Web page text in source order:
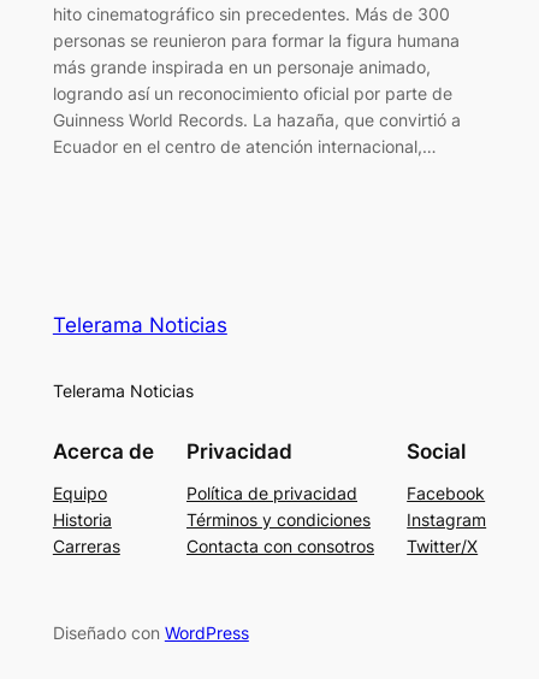
hito cinematográfico sin precedentes. Más de 300
personas se reunieron para formar la figura humana
más grande inspirada en un personaje animado,
logrando así un reconocimiento oficial por parte de
Guinness World Records. La hazaña, que convirtió a
Ecuador en el centro de atención internacional,…
Telerama Noticias
Telerama Noticias
Acerca de
Equipo
Historia
Carreras
Privacidad
Política de privacidad
Términos y condiciones
Contacta con consotros
Social
Facebook
Instagram
Twitter/X
Diseñado con WordPress